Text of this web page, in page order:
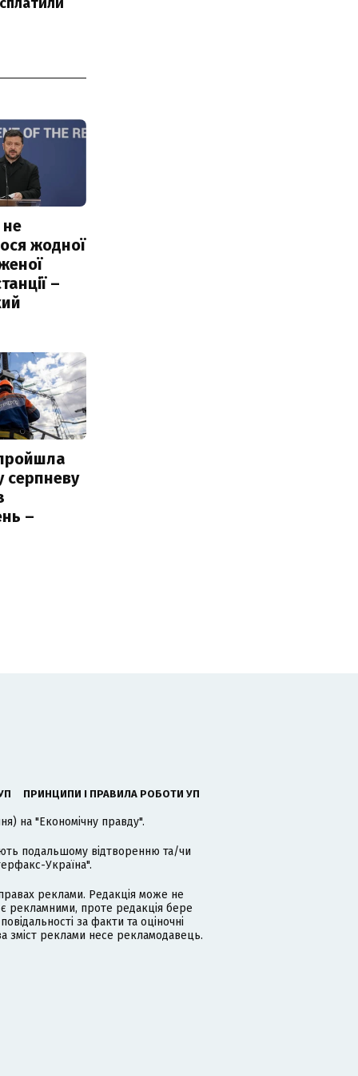
не
жодної
–
серпневу
–
ПРИНЦИПИ І ПРАВИЛА РОБОТИ УП
на "Економічну правду".
подальшому відтворенню та/чи
Україна".
реклами. Редакція може не
рекламними, проте редакція бере
за факти та оціночні
зміст реклами несе рекламодавець.